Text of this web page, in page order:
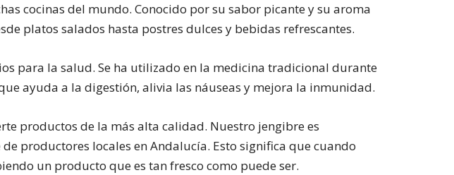
cocinas del mundo. Conocido por su sabor picante y su aroma
platos salados hasta postres dulces y bebidas refrescantes.
para la salud. Se ha utilizado en la medicina tradicional durante
ayuda a la digestión, alivia las náuseas y mejora la inmunidad.
productos de la más alta calidad. Nuestro jengibre es
productores locales en Andalucía. Esto significa que cuando
un producto que es tan fresco como puede ser.